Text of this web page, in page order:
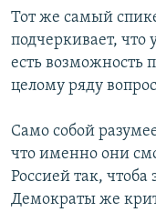
Тот же самый
подчеркивает,
есть возможность
целому ряду
Само собой
что именно они
Россией так,
Демократы же